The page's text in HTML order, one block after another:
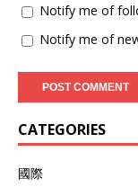
Notify me of
Notify me of
CATEGORIES
國際